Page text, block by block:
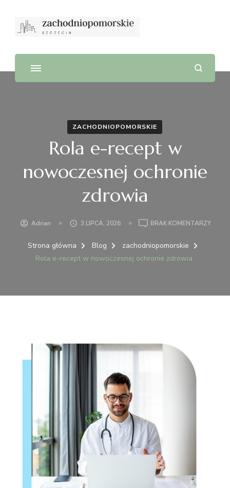
ZACHODNIOPOMORSKIE
Rola e-recept w
nowoczesnej ochronie
zdrowia
Adrian 3 LIPCA, 2026 BRAK KOMENTARZYDO
Strona główna Blog
zachodniopomorskie
Rola e-recept w nowoczesnej ochronie zdrowia